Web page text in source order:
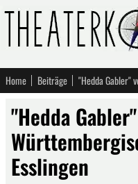
Home Beiträge
"Hedda
Esslingen